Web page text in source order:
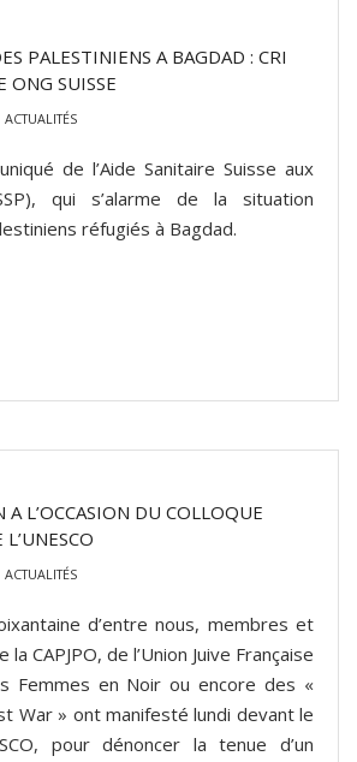
PALESTINIENS A BAGDAD : CRI
ONG SUISSE
ACTUALITÉS
de l’Aide Sanitaire Suisse aux
qui s’alarme de la situation
réfugiés à Bagdad.
L’OCCASION DU COLLOQUE
ACTUALITÉS
d’entre nous, membres et
CAPJPO, de l’Union Juive Française
Femmes en Noir ou encore des «
War » ont manifesté lundi devant le
pour dénoncer la tenue d’un